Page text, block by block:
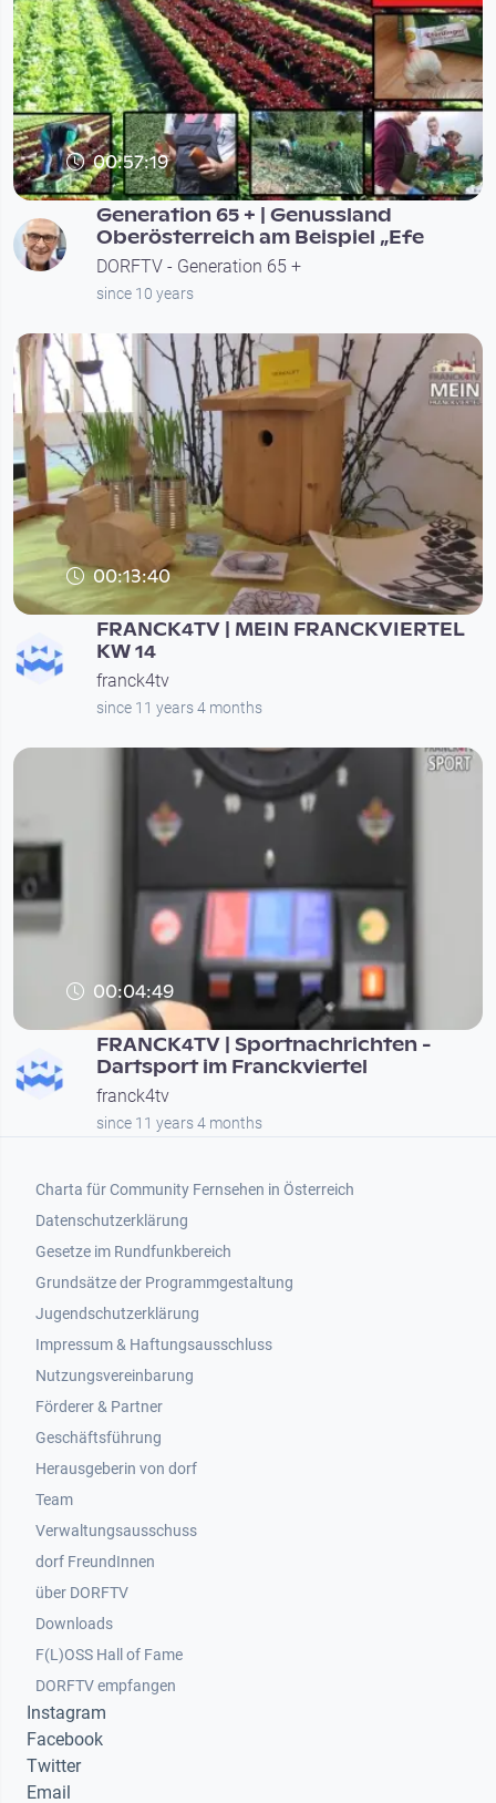
00:57:19
Generation 65 + | Genussland
Oberösterreich am Beispiel „Efe
DORFTV - Generation 65 +
since 10 years
00:13:40
FRANCK4TV | MEIN FRANCKVIERTEL
KW 14
franck4tv
since 11 years 4 months
00:04:49
FRANCK4TV | Sportnachrichten -
Dartsport im Franckviertel
franck4tv
since 11 years 4 months
Footer 1
Charta für Community Fernsehen in Österreich
Datenschutzerklärung
Gesetze im Rundfunkbereich
Grundsätze der Programmgestaltung
Jugendschutzerklärung
Impressum & Haftungsausschluss
Nutzungsvereinbarung
Footer 2
Förderer & Partner
Geschäftsführung
Herausgeberin von dorf
Team
Verwaltungsausschuss
dorf FreundInnen
Footer 3
über DORFTV
Downloads
F(L)OSS Hall of Fame
Footer 4
DORFTV empfangen
Instagram
Facebook
Twitter
Email